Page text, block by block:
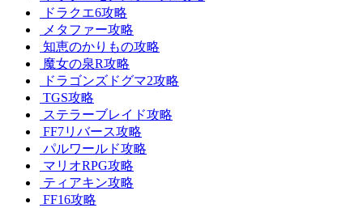
ドラクエ6攻略
メタファー攻略
知恵のかりもの攻略
魔女の泉R攻略
ドラゴンズドグマ2攻略
TGS攻略
ステラーブレイド攻略
FF7リバース攻略
パルワールド攻略
マリオRPG攻略
ティアキン攻略
FF16攻略